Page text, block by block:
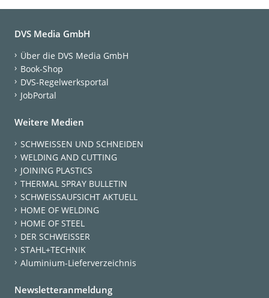
DVS Media GmbH
Über die DVS Media GmbH
Book-Shop
DVS-Regelwerksportal
JobPortal
Weitere Medien
SCHWEISSEN UND SCHNEIDEN
WELDING AND CUTTING
JOINING PLASTICS
THERMAL SPRAY BULLETIN
SCHWEISSAUFSICHT AKTUELL
HOME OF WELDING
HOME OF STEEL
DER SCHWEISSER
STAHL+TECHNIK
Aluminium-Lieferverzeichnis
Newsletteranmeldung